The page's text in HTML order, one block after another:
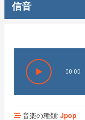
信音
00:00
音楽の種類: Jpop